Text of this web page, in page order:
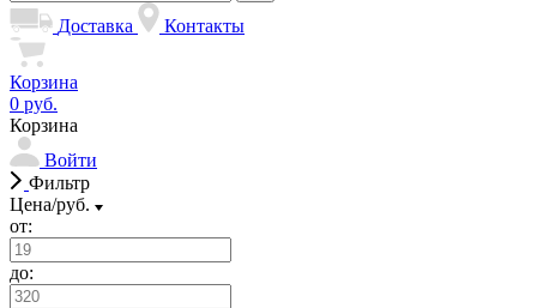
Доставка
Контакты
Корзина
0 руб.
Корзина
Войти
Фильтр
Цена/руб.
от:
до: